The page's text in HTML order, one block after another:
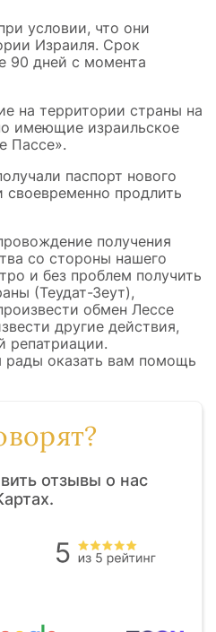
условии, что они
Израиля. Срок
90 дней с момента
на территории страны на
имеющие израильское
Пассе».
паспорт нового
своевременно продлить
получения
со стороны нашего
и без проблем получить
(Теудат-Зеут),
обмен Лессе
другие действия,
репатриации.
оказать вам помощь
отзывы о нас